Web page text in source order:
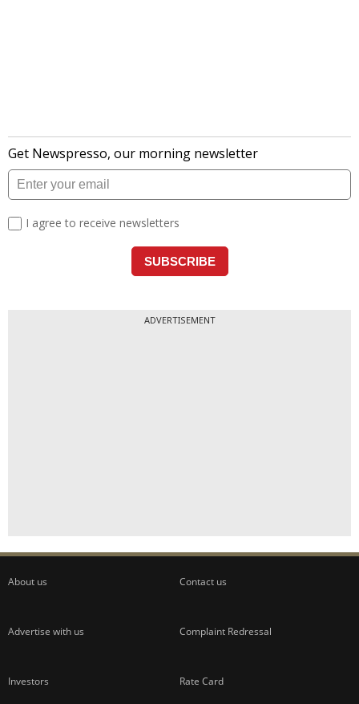
ADVERTISEMENT
About us Contact us
Advertise with us Complaint Redressal
Investors Rate Card